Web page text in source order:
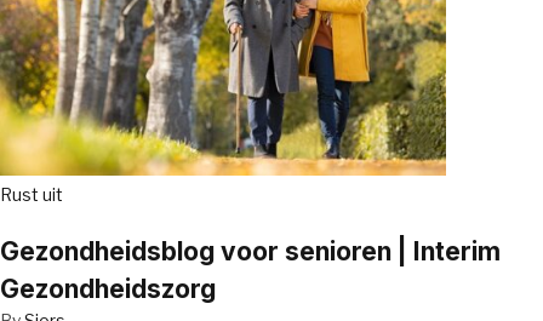
Rust uit
Gezondheidsblog voor senioren | Interim
Gezondheidszorg